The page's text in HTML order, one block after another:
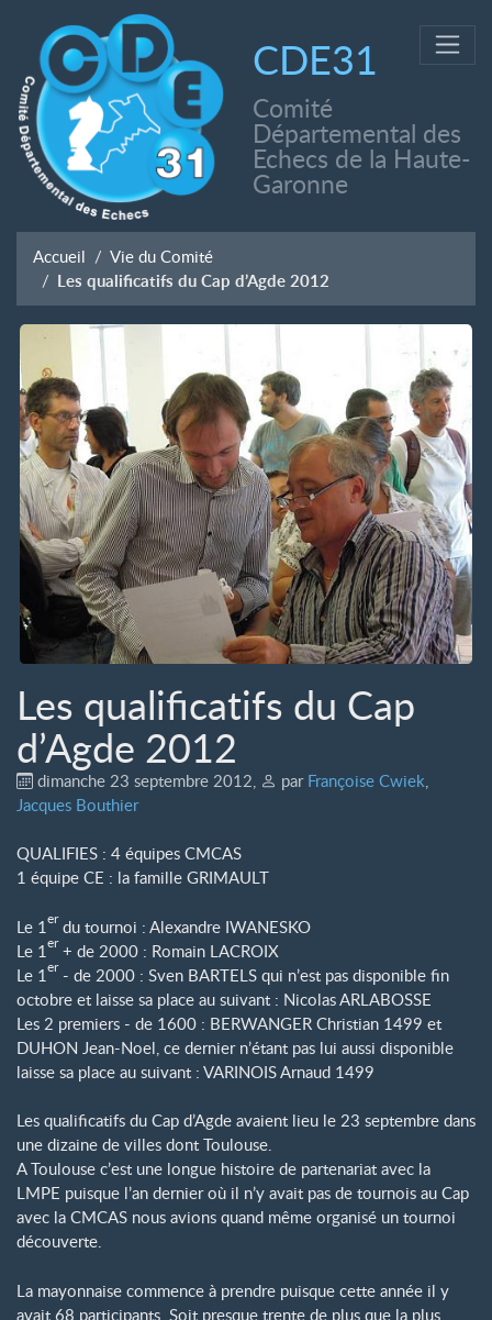
CDE31
Comité
Départemental des
Echecs de la Haute-
Garonne
Accueil Vie du Comité
Les qualificatifs du Cap d’Agde 2012
Les qualificatifs du Cap
d’Agde 2012
dimanche 23 septembre 2012 par Françoise Cwiek
Jacques Bouthier
QUALIFIES : 4 équipes CMCAS
1 équipe CE : la famille GRIMAULT
Le 1er du tournoi : Alexandre IWANESKO
Le 1er + de 2000 : Romain LACROIX
Le 1er - de 2000 : Sven BARTELS qui n’est pas disponible fin
octobre et laisse sa place au suivant : Nicolas ARLABOSSE
Les 2 premiers - de 1600 : BERWANGER Christian 1499 et
DUHON Jean-Noel, ce dernier n’étant pas lui aussi disponible
laisse sa place au suivant : VARINOIS Arnaud 1499
Les qualificatifs du Cap d’Agde avaient lieu le 23 septembre dans
une dizaine de villes dont Toulouse.
A Toulouse c’est une longue histoire de partenariat avec la
LMPE puisque l’an dernier où il n’y avait pas de tournois au Cap
avec la CMCAS nous avions quand même organisé un tournoi
découverte.
La mayonnaise commence à prendre puisque cette année il y
avait 68 participants. Soit presque trente de plus que la plus